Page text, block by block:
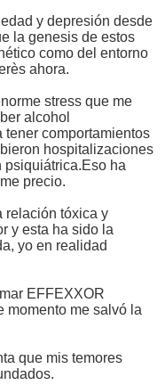
y depresión desde
la genesis de estos
como del entorno
ahora.
stress que me
alcohol
comportamientos
hospitalizaciones
psiquiátrica.Eso ha
precio.
relación tóxica y
y esta ha sido la
yo en realidad
EFFEXXOR
momento me salvó la
que mis temores